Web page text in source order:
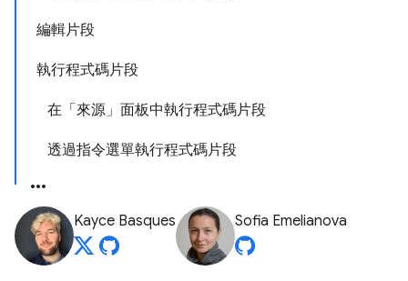
編輯片段
執行程式碼片段
在「來源」面板中執行程式碼片段
透過指令選單執行程式碼片段
Kayce Basques Sofia Emelianova